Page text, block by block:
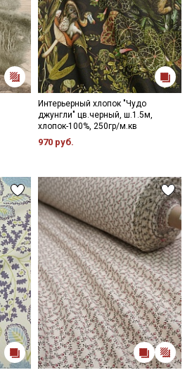
Интерьерный хлопок "Чудо
джунгли" цв.черный, ш.1.5м,
хлопок-100%, 250гр/м.кв
970 руб.